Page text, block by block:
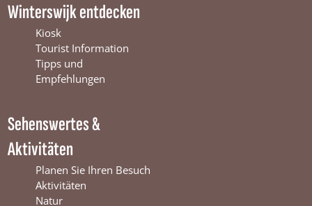
e
n
t
e
T
u
b
e
W
t
e
r
s
w
i
t
a
g
r
a
i
t
e
r
s
Winterswijk entdecken
Kiosk
Tourist Information
Tipps und
Empfehlungen
Sehenswertes &
Aktivitäten
Planen Sie Ihren Besuch
Aktivitäten
Natur